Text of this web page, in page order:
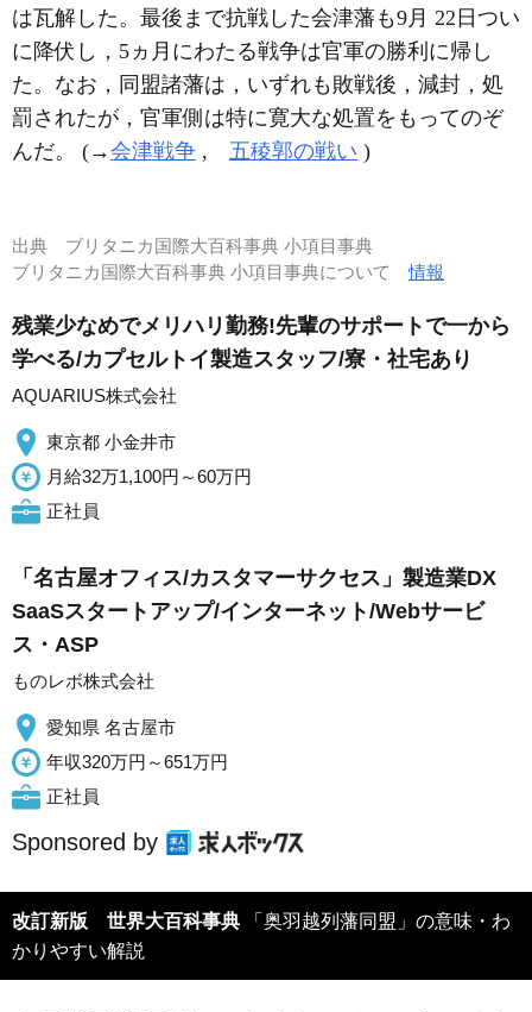
は瓦解した。最後まで抗戦した会津藩も9月 22日つい
に降伏し，5ヵ月にわたる戦争は官軍の勝利に帰し
た。なお，同盟諸藩は，いずれも敗戦後，減封，処
罰されたが，官軍側は特に寛大な処置をもってのぞ
んだ。 (→会津戦争 , 五稜郭の戦い )
出典 ブリタニカ国際大百科事典 小項目事典
ブリタニカ国際大百科事典 小項目事典について情報
残業少なめでメリハリ勤務!先輩のサポートで一から
学べる/カプセルトイ製造スタッフ/寮・社宅あり
AQUARIUS株式会社
東京都 小金井市
月給32万1,100円～60万円
正社員
「名古屋オフィス/カスタマーサクセス」製造業DX
SaaSスタートアップ/インターネット/Webサービ
ス・ASP
ものレボ株式会社
愛知県 名古屋市
年収320万円～651万円
正社員
Sponsored by
改訂新版 世界大百科事典 「奥羽越列藩同盟」の意味・わ
かりやすい解説